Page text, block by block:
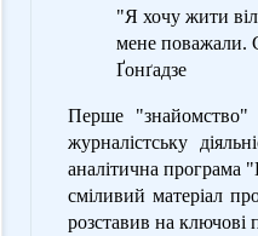
"Я хочу жити
мене поважали.
Ґонґадзе
Перше "знайомство"
журналістську
аналітична програма
сміливий матеріал
розставив на ключові